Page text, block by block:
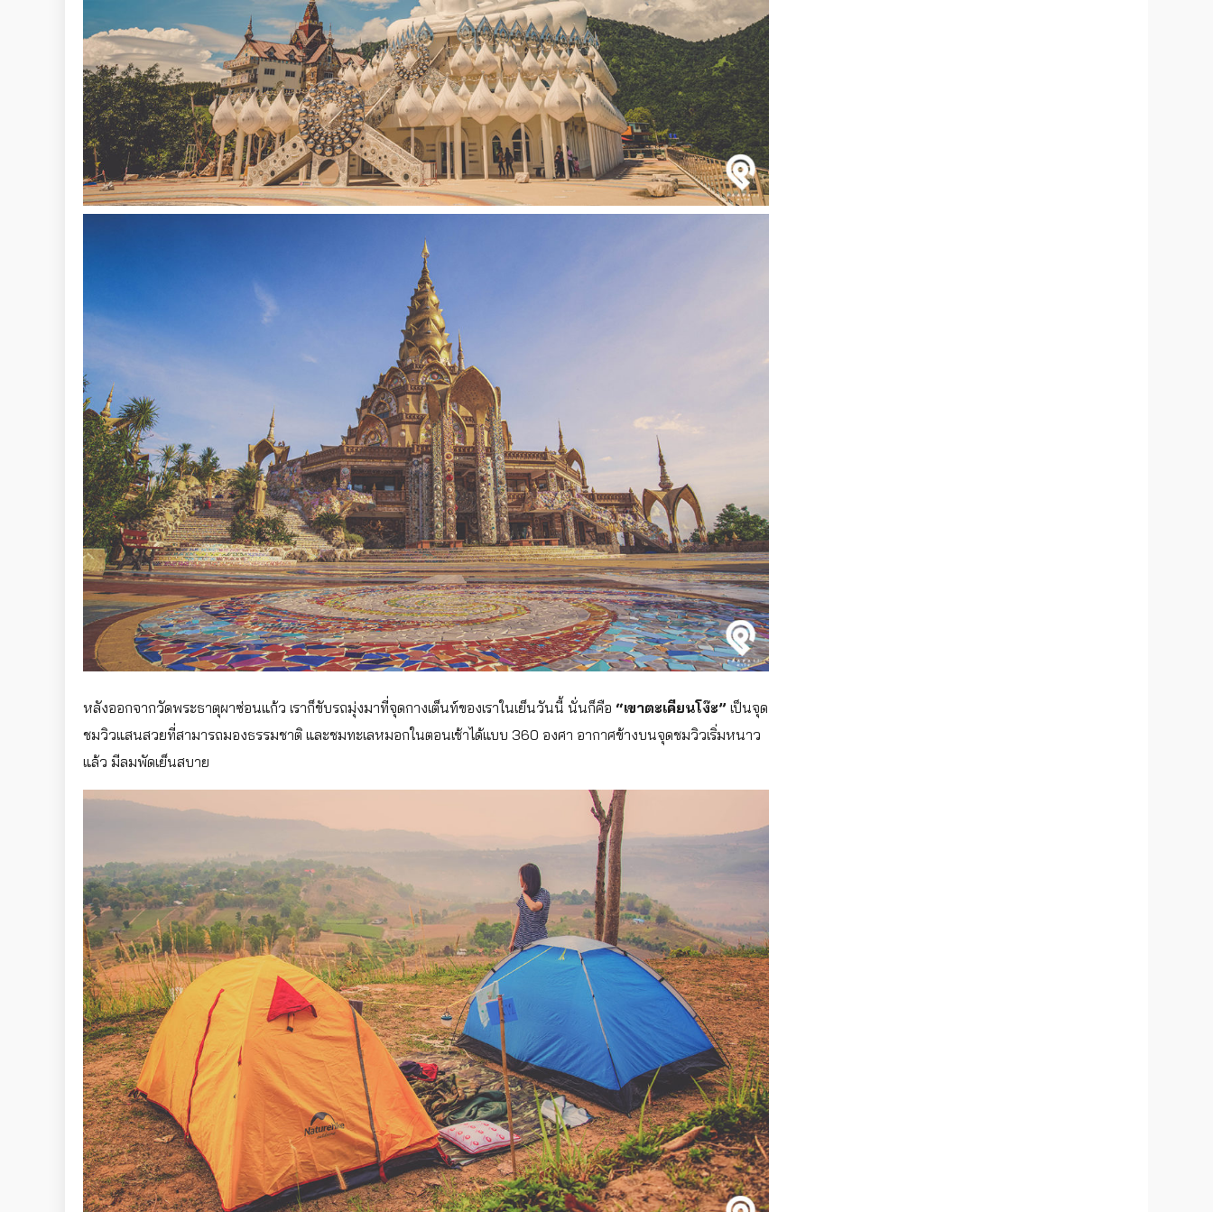
หลังออกจากวัดพระธาตุผาซ่อนแก้ว เราก็ขับรถมุ่งมาที่จุดกางเต็นท์ของเราในเย็นวันนี้ นั่นก็คือ “เขาตะเคียนโง๊ะ” เป็นจุด
ชมวิวแสนสวยที่สามารถมองธรรมชาติ และชมทะเลหมอกในตอนเช้าได้แบบ 360 องศา อากาศข้างบนจุดชมวิวเริ่มหนาว
แล้ว มีลมพัดเย็นสบาย